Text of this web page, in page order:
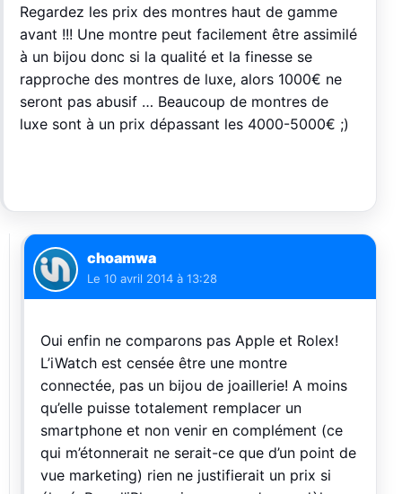
Regardez les prix des montres haut de gamme
avant !!! Une montre peut facilement être assimilé
à un bijou donc si la qualité et la finesse se
rapproche des montres de luxe, alors 1000€ ne
seront pas abusif … Beaucoup de montres de
luxe sont à un prix dépassant les 4000-5000€ ;)
choamwa
Le 10 avril 2014 à 13:28
Oui enfin ne comparons pas Apple et Rolex!
L’iWatch est censée être une montre
connectée, pas un bijou de joaillerie! A moins
qu’elle puisse totalement remplacer un
smartphone et non venir en complément (ce
qui m’étonnerait ne serait-ce que d’un point de
vue marketing) rien ne justifierait un prix si